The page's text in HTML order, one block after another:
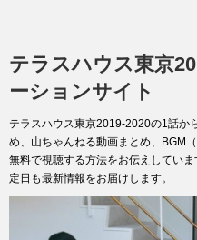
テラスハウス東京
ーションサイト
テラスハウス東京2019-2020の1話か
め、山ちゃんねる動画まとめ、BGM
無料で視聴する方法をお伝えしてい
定日も最新情報をお届けします。